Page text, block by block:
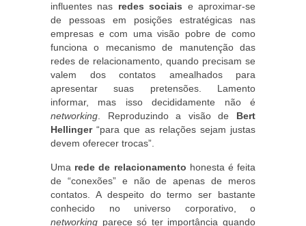
influentes nas redes sociais e aproximar-se
de pessoas em posições estratégicas nas
empresas e com uma visão pobre de como
funciona o mecanismo de manutenção das
redes de relacionamento, quando precisam se
valem dos contatos amealhados para
apresentar suas pretensões. Lamento
informar, mas isso decididamente não é
networking . Reproduzindo a visão de Bert
Hellinger“para que as relações sejam justas
devem oferecer trocas”.
Uma rede de relacionamento honesta é feita
de “conexões” e não de apenas de meros
contatos. A despeito do termo ser bastante
conhecido no universo corporativo, o
networking parece só ter importância quando